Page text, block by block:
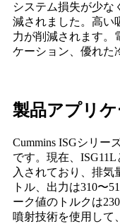
システム損失が少な
減されました。高い
力が削減されます。
ケーション、優れた
製品アプリ
Cummins ISGシリー
です。現在、
入されており、排気
トル、出力は310〜
ーク値のトルクは
噴射技術を使用して